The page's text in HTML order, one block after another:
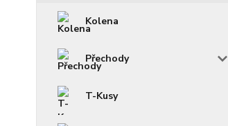
Kolena
Přechody
T-Kusy